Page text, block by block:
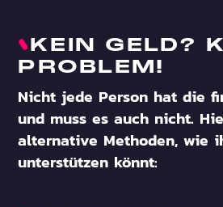
KEIN GELD?
PROBLEM!
Nicht jede Person hat die
und muss es auch nicht.
alternative Methoden, wie
unterstützen könnt: